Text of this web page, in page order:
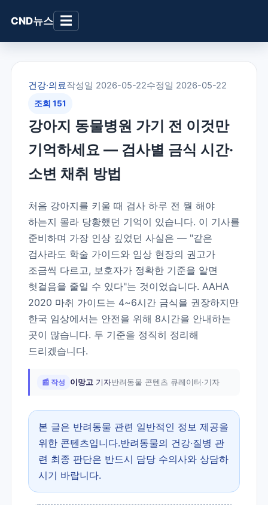
CND뉴스 ☰
건강·의료작성일 2026-05-22수정일 2026-05-22
조회 151
강아지 동물병원 가기 전 이것만
기억하세요 — 검사별 금식 시간·
소변 채취 방법
처음 강아지를 키울 때 검사 하루 전 뭘 해야
하는지 몰라 당황했던 기억이 있습니다. 이 기사를
준비하며 가장 인상 깊었던 사실은 — "같은
검사라도 학술 가이드와 임상 현장의 권고가
조금씩 다르고, 보호자가 정확한 기준을 알면
헛걸음을 줄일 수 있다"는 것이었습니다. AAHA
2020 마취 가이드는 4~6시간 금식을 권장하지만
한국 임상에서는 안전을 위해 8시간을 안내하는
곳이 많습니다. 두 기준을 정직히 정리해
드리겠습니다.
📰 작성 이망고 기자반려동물 콘텐츠 큐레이터·기자
본 글은 반려동물 관련 일반적인 정보 제공을
위한 콘텐츠입니다.반려동물의 건강·질병 관
련 최종 판단은 반드시 담당 수의사와 상담하
시기 바랍니다.